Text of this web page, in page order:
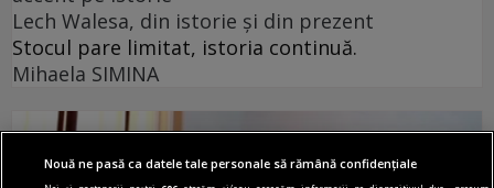
Lech Walesa, din istorie și din prezent
Stocul pare limitat, istoria continuă.
Mihaela SIMINA
Nouă ne pasă ca datele tale personale să rămână confidențiale